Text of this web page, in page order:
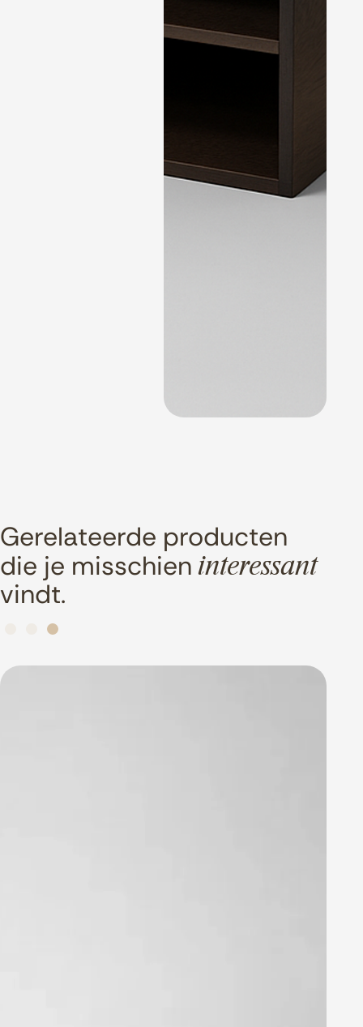
Gerelateerde producten
die je misschieninteressant
vindt.